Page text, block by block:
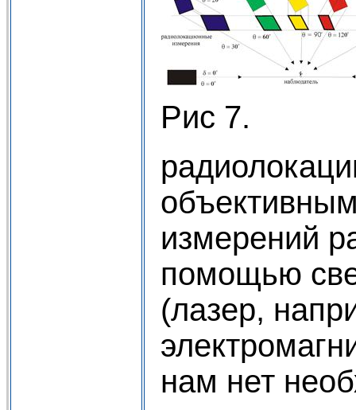
Рис 7.
измерений
помощью
(лазер,
нам нет